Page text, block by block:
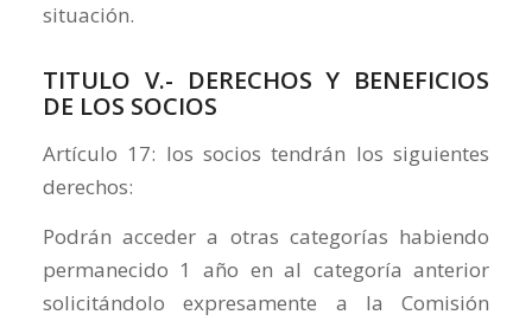
situación.
TITULO V.- DERECHOS Y BENEFICIOS
DE LOS SOCIOS
Artículo 17: los socios tendrán los siguientes
derechos:
Podrán acceder a otras categorías habiendo
permanecido 1 año en al categoría anterior
solicitándolo expresamente a la Comisión